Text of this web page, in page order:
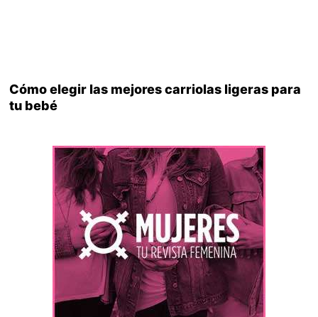
Cómo elegir las mejores carriolas ligeras para
tu bebé